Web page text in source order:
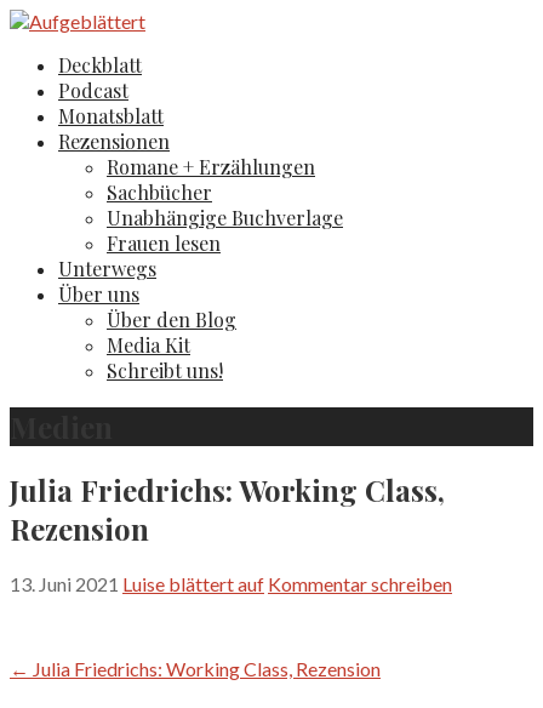
Zum
springenDeckblatt
Podcast
Monatsblatt
Rezensionen
Romane + Erzählungen
Sachbücher
Unabhängige Buchverlage
Frauen lesen
Unterwegs
Über uns
Über den Blog
Media Kit
Schreibt uns!
Julia Friedrichs: Working Class,
Rezension
13. Juni 2021 Luise blättert auf Kommentar schreiben
Beitragsnavigation
← Julia Friedrichs: Working Class, Rezension